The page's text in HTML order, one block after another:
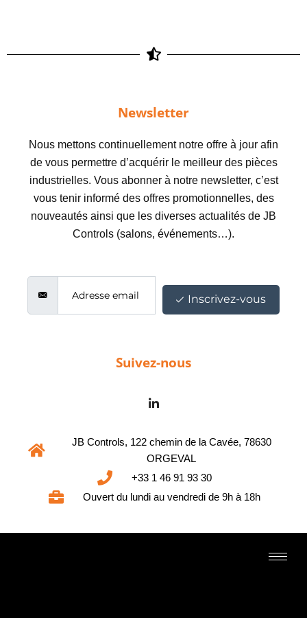
Newsletter
Nous mettons continuellement notre offre à jour afin
de vous permettre d’acquérir le meilleur des pièces
industrielles. Vous abonner à notre newsletter, c’est
vous tenir informé des offres promotionnelles, des
nouveautés ainsi que les diverses actualités de JB
Controls (salons, événements…).
Inscrivez-vous
Suivez-nous
JB Controls, 122 chemin de la Cavée, 78630
ORGEVAL
+33 1 46 91 93 30
Ouvert du lundi au vendredi de 9h à 18h